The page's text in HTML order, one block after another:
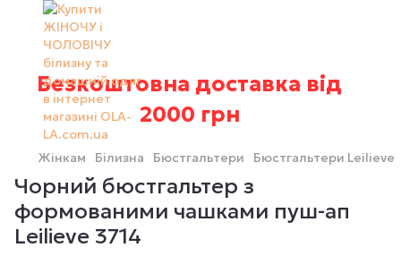
Безкоштовна доставка від
2000 грн
Жінкам Білизна Бюстгальтери Бюстгальтери Leilieve
Чорний бюстгальтер з
формованими чашками пуш-ап
Leilieve 3714